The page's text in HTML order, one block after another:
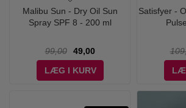
Malibu Sun - Dry Oil Sun
Spray SPF 8 - 200 ml
99,00
49,00
LÆG I KURV
Satisfyer -